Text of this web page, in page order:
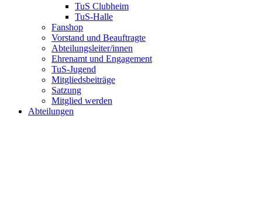
TuS Clubheim
TuS-Halle
Fanshop
Vorstand und Beauftragte
Abteilungsleiter/innen
Ehrenamt und Engagement
TuS-Jugend
Mitgliedsbeiträge
Satzung
Mitglied werden
Abteilungen